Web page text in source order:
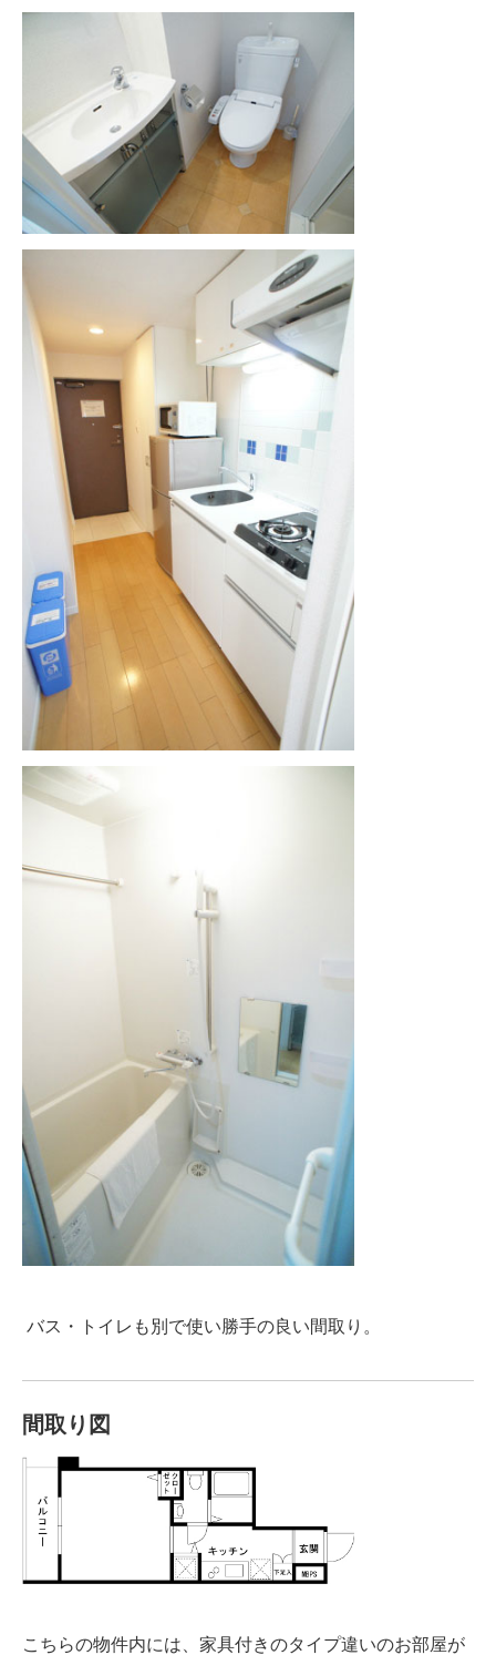
バス・トイレも別で使い勝手の良い間取り。
間取り図
こちらの物件内には、家具付きのタイプ違いのお部屋が